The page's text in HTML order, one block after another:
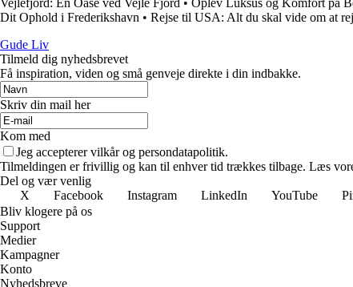
Vejlefjord: En Oase ved Vejle Fjord • Oplev Luksus og Komfort på
Dit Ophold i Frederikshavn • Rejse til USA: Alt du skal vide om at
Gude Liv
Tilmeld dig nyhedsbrevet
Få inspiration, viden og små genveje direkte i din indbakke.
Skriv din mail her
Kom med
Jeg accepterer vilkår og persondatapolitik.
Tilmeldingen er frivillig og kan til enhver tid trækkes tilbage. Læs
Del og vær venlig
X
Facebook Instagram LinkedIn YouTube
Bliv klogere på os
Support
Medier
Kampagner
Konto
Nyhedsbreve